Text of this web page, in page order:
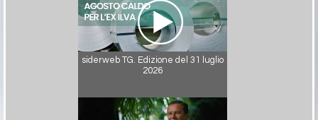
siderweb TG. Edizione del 31 luglio
2026